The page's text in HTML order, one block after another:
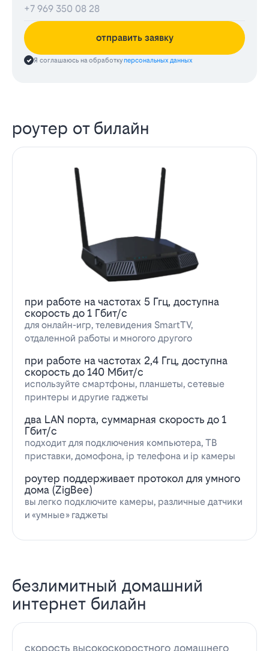
отправить заявку
Я соглашаюсь на обработкуперсональных данных
роутер от билайн
при работе на частотах 5 Ггц, доступна
скорость до 1 Гбит/с
для онлайн-игр, телевидения SmartTV,
отдаленной работы и многого другого
при работе на частотах 2,4 Ггц, доступна
скорость до 140 Мбит/с
используйте смартфоны, планшеты, сетевые
принтеры и другие гаджеты
два LAN порта, суммарная скорость до 1
Гбит/с
подходит для подключения компьютера, ТВ
приставки, домофона, ip телефона и ip камеры
роутер поддерживает протокол для умного
дома (ZigBee)
вы легко подключите камеры, различные датчики
и «умные» гаджеты
безлимитный домашний
интернет билайн
скорость высокоскоростного домашнего